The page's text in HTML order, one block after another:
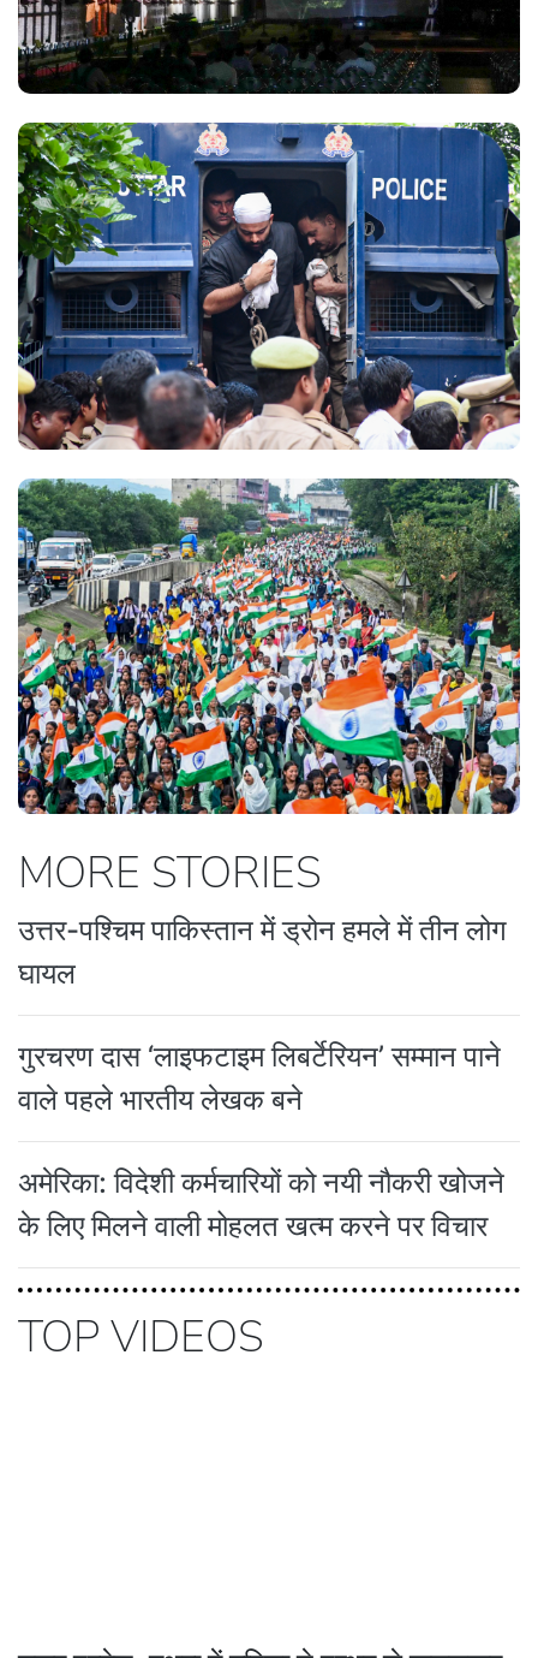
MORE STORIES
उत्तर-पश्चिम पाकिस्तान में ड्रोन हमले में तीन लोग
घायल
गुरचरण दास ‘लाइफटाइम लिबर्टेरियन’ सम्मान पाने
वाले पहले भारतीय लेखक बने
अमेरिका: विदेशी कर्मचारियों को नयी नौकरी खोजने
के लिए मिलने वाली मोहलत खत्म करने पर विचार
TOP VIDEOS